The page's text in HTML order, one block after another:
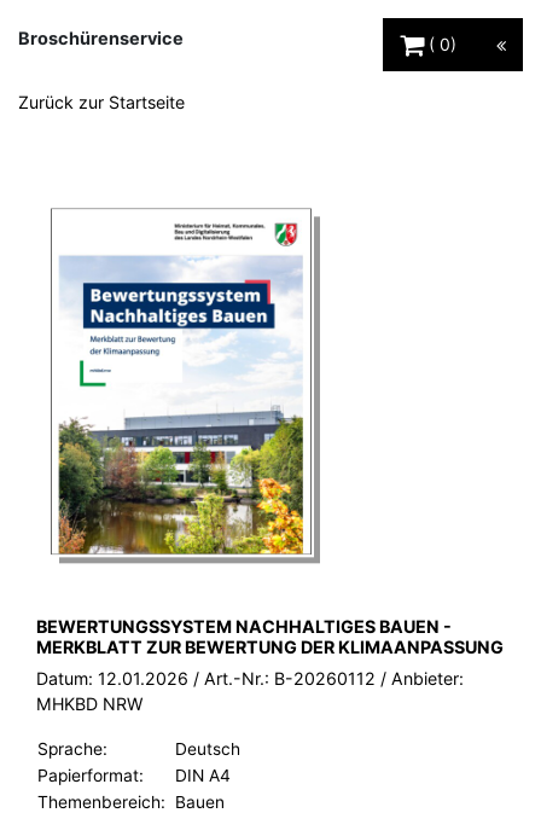
Broschürenservice
0
Zurück zur Startseite
BROSCHÜRE:
BEWERTUNGSSYSTEM NACHHALTIGES BAUEN -
MERKBLATT ZUR BEWERTUNG DER KLIMAANPASSUNG
Datum: 12.01.2026 / Art.-Nr.: B-20260112 / Anbieter:
MHKBD NRW
Sprache:
Deutsch
Papierformat:
DIN A4
Themenbereich:
Bauen